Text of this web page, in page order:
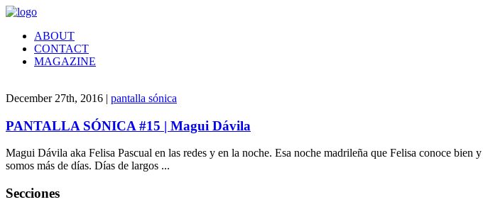
ABOUT
CONTACT
MAGAZINE
December 27th, 2016 | pantalla sónica
PANTALLA SÓNICA #15 | Magui Dávila
Magui Dávila aka Felisa Pascual en las redes y en la noche. Esa noche madrileña que Felisa conoce bien
somos más de días. Días de largos ...
Secciones